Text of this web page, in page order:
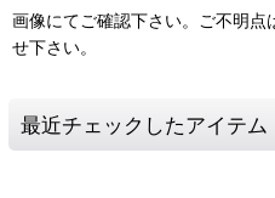
画像にてご確認下さい。ご不明
せ下さい。
最近チェックしたアイテム